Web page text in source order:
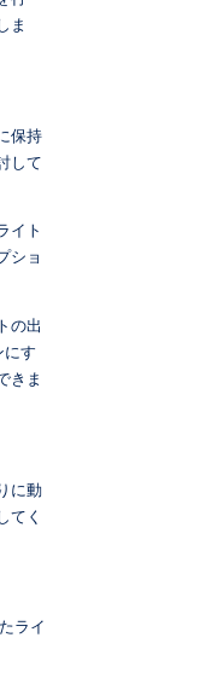
ま
保持
して
イト
ショ
の出
にす
きま
に動
てく
ライ